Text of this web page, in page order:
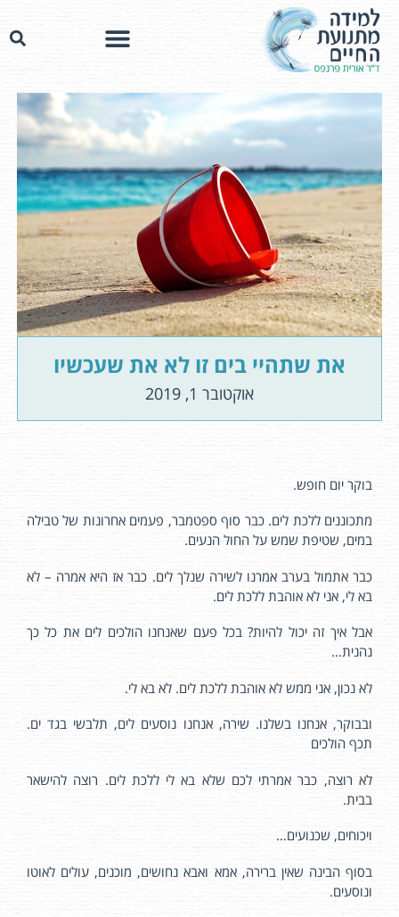
את שתהיי בים זו לא את שעכשיו
אוקטובר 1, 2019
בוקר יום חופש.
מתכוננים ללכת לים. כבר סוף ספטמבר, פעמים אחרונות של טבילה
במים, שטיפת שמש על החול הנעים.
כבר אתמול בערב אמרנו לשירה שנלך לים. כבר אז היא אמרה – לא
בא לי, אני לא אוהבת ללכת לים.
אבל איך זה יכול להיות? בכל פעם שאנחנו הולכים לים את כל כך
נהנית…
לא נכון, אני ממש לא אוהבת ללכת לים. לא בא לי.
ובבוקר, אנחנו בשלנו. שירה, אנחנו נוסעים לים, תלבשי בגד ים.
תכף הולכים
לא רוצה, כבר אמרתי לכם שלא בא לי ללכת לים. רוצה להישאר
בבית.
ויכוחים, שכנועים…
בסוף הבינה שאין ברירה, אמא ואבא נחושים, מוכנים, עולים לאוטו
ונוסעים.